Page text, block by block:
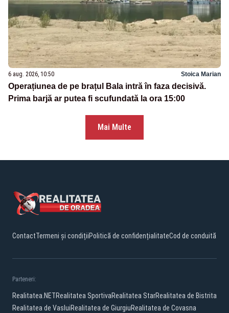
6 aug. 2026, 10:50 Stoica Marian
Operațiunea de pe brațul Bala intră în faza decisivă.
Prima barjă ar putea fi scufundată la ora 15:00
Mai Multe
ContactTermeni și condițiiPolitică de confidențialitateCod de conduită
Parteneri:
Realitatea.NETRealitatea SportivaRealitatea StarRealitatea de Bistrita
Realitatea de VasluiRealitatea de GiurgiuRealitatea de Covasna